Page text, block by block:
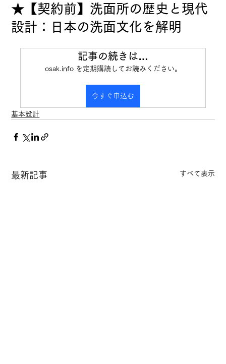
★【契約前】洗面所の歴史と現代
設計：日本の洗面文化を解明
記事の続きは…
osak.info を定期購読してお読みください。
今すぐ申込む
基本設計
最新記事 すべて表示